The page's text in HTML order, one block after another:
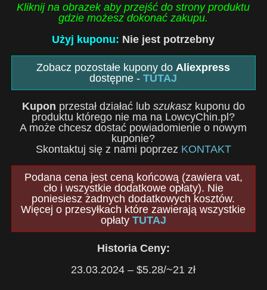
Kliknij na obrazek aby przejść do strony produktu
gdzie możesz dokonać zakupu.
Użyj kuponu: Nie jest potrzebny
Zobacz pozostałe kupony do Aliexpress
dostępne -TUTAJ
Kupon przestał działać lub szukaszkuponu do
produktu którego nie ma na LowcyChin.pl?
A może chcesz dostać powiadomienie o nowym
kuponie?
Skontaktuj się z nami poprzez KONTAKT
Podana cena jest ceną końcową (zawiera vat,
cło i wszystkie dodatkowe opłaty). Nie
poniesiesz żadnych dodatkowych kosztów.
Więcej o przesyłkach które zawierają wszystkie
opłaty TUTAJ
Historia Ceny:
23.03.2024 – $5.28/~21 zł